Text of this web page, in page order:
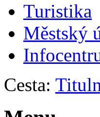
Turistika
Městský
Cesta: